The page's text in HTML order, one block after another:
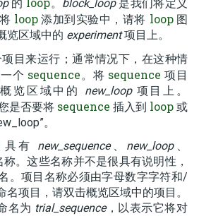
的 。 block_loop是我们将定义
loop添加到实验中，请将 loop图
览区域中的 experiment项目上。
目来运行；通常情况下，在这种情
个 sequence。将 sequence 项目
览区域中的 new_loop项目上。
是否要将 sequence 插入到 loop 或
。
具有 new_sequence、 new_loop、
。这些名称并不是很具有说明性，
。项目名称必须由字母数字字符和/
项目，请双击概览区域中的项目。
名为 trial_sequence，以表示它将对